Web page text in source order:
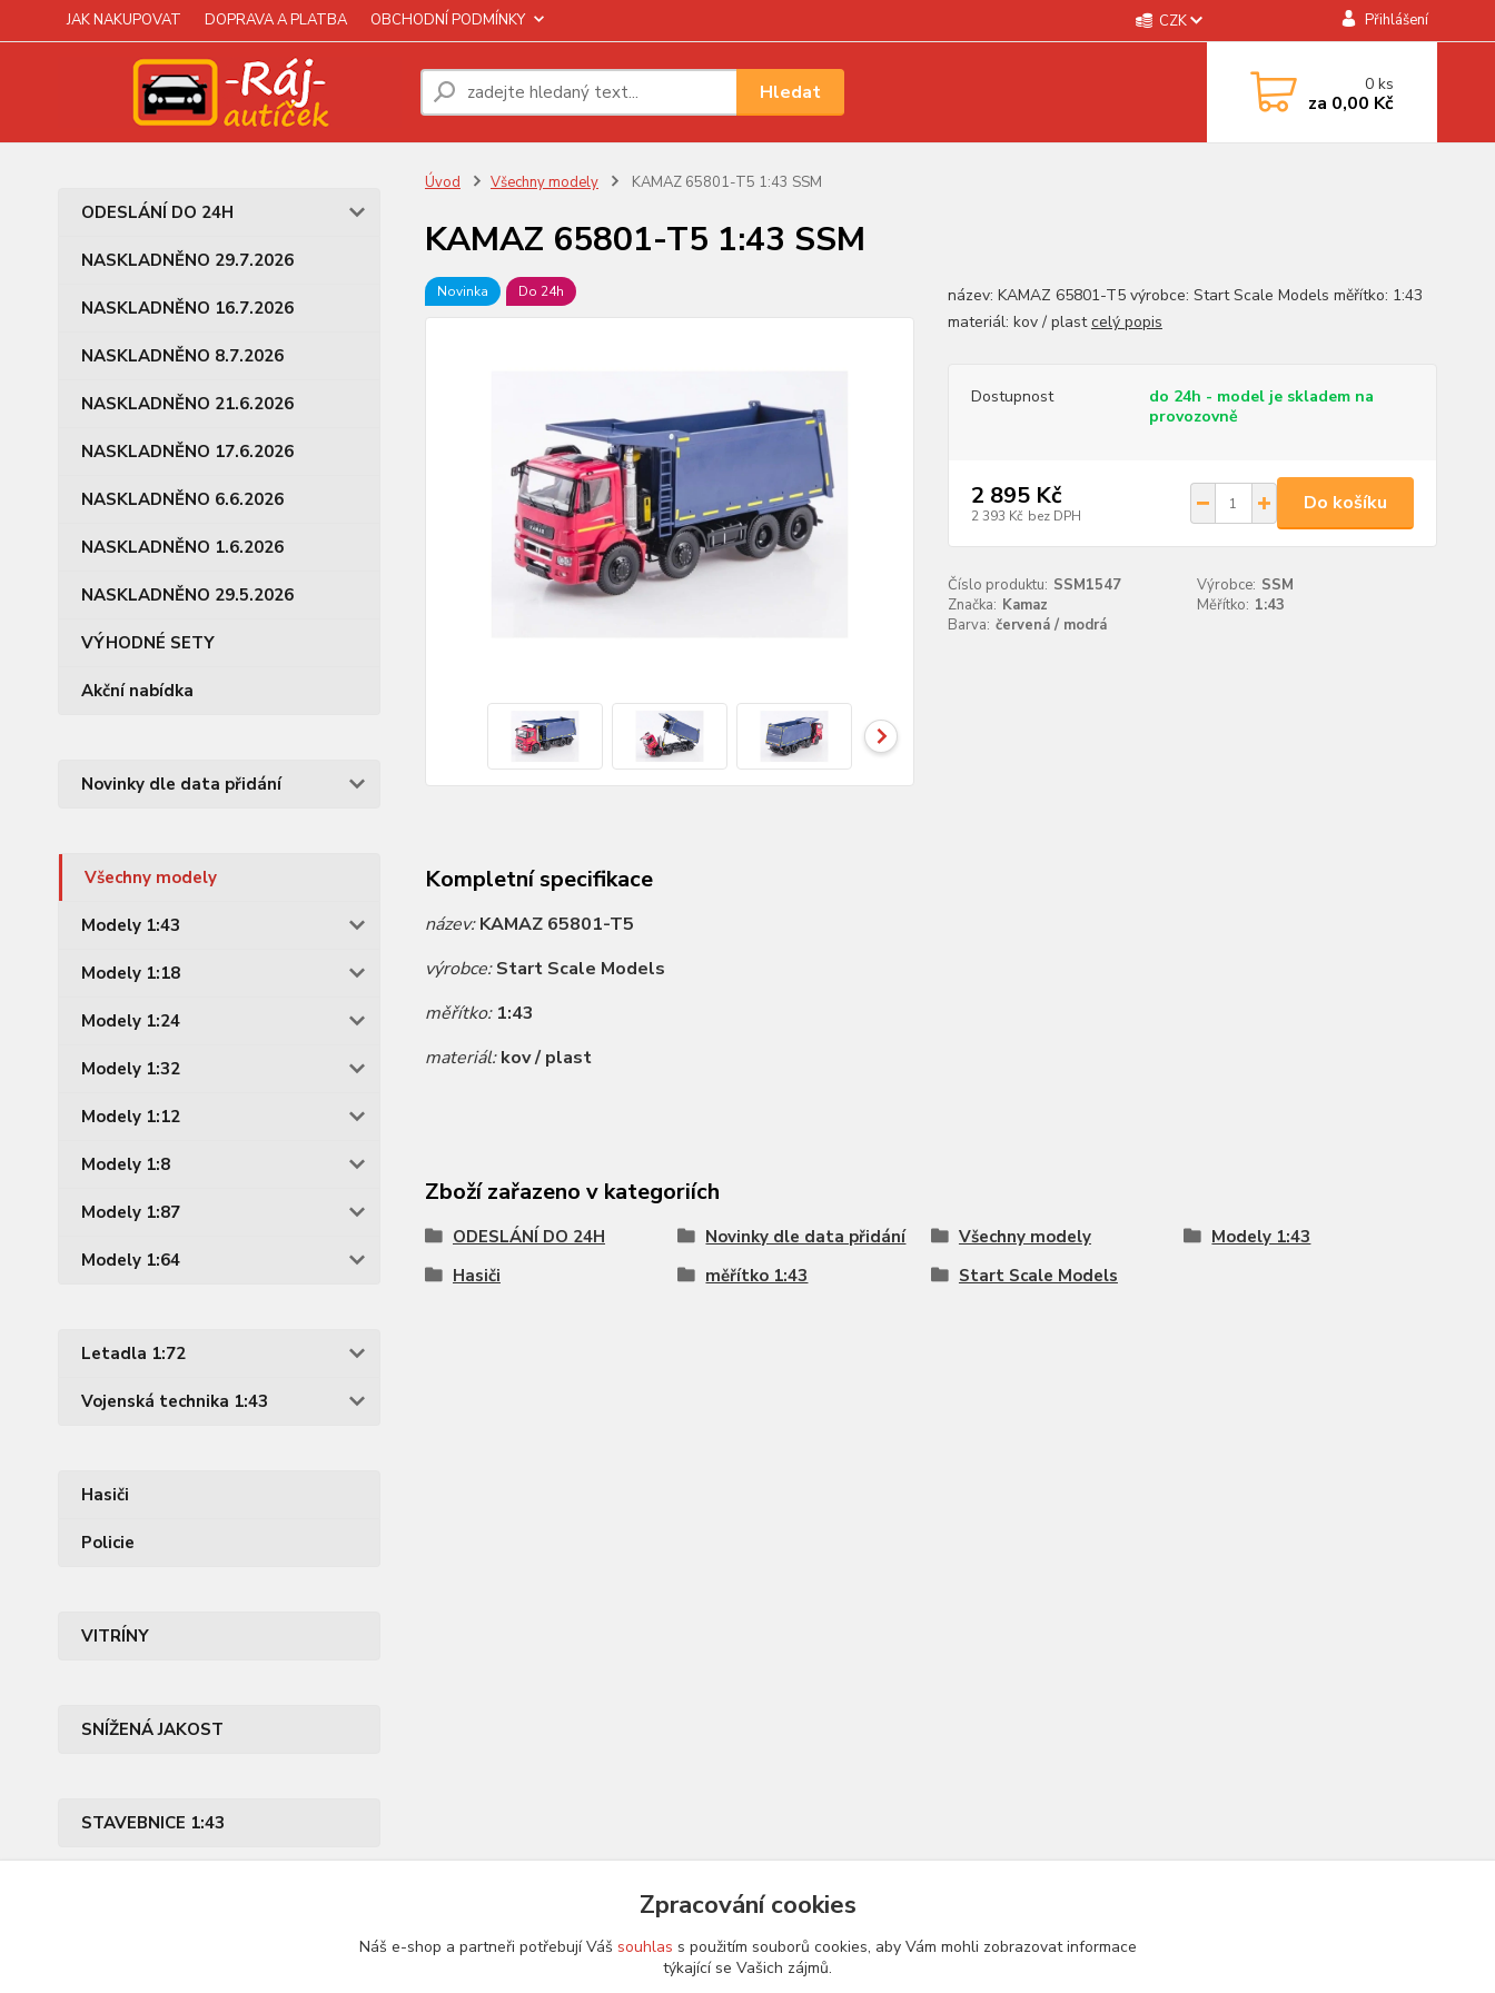
JAK NAKUPOVAT DOPRAVA A PLATBA OBCHODNÍ PODMÍNKY CZK Přihlášení
Hledat 0ks
za 0,00 Kč
ODESLÁNÍ DO 24H
NASKLADNĚNO 29.7.2026
NASKLADNĚNO 16.7.2026
NASKLADNĚNO 8.7.2026
NASKLADNĚNO 21.6.2026
NASKLADNĚNO 17.6.2026
NASKLADNĚNO 6.6.2026
NASKLADNĚNO 1.6.2026
NASKLADNĚNO 29.5.2026
VÝHODNÉ SETY
Akční nabídka
Novinky dle data přidání
Všechny modely
Modely 1:43
Modely 1:18
Modely 1:24
Modely 1:32
Modely 1:12
Modely 1:8
Modely 1:87
Modely 1:64
Letadla 1:72
Vojenská technika 1:43
Hasiči
Policie
VITRÍNY
SNÍŽENÁ JAKOST
STAVEBNICE 1:43
Úvod Všechny modely KAMAZ 65801-T5 1:43 SSM
KAMAZ 65801-T5 1:43 SSM
Novinka Do 24h
název: KAMAZ 65801-T5 výrobce: Start Scale Models měřítko: 1:43
materiál: kov / plastcelý popis
Dostupnost
do 24h - model je skladem na
provozovně
2 895 Kč
2 393 Kč bez DPH
Do košíku
Číslo produktu: SSM1547 Výrobce: SSM
Značka: Kamaz Měřítko: 1:43
Barva: červená / modrá
Kompletní specifikace
název:KAMAZ 65801-T5
výrobce:Start Scale Models
měřítko: 1:43
materiál:kov / plast
Zboží zařazeno v kategoriích
ODESLÁNÍ DO 24H Novinky dle data přidání Všechny modely
Modely 1:43
Hasiči
měřítko 1:43 Start Scale Models
Zpracování cookies
Náš e-shop a partneři potřebují Váš souhlas s použitím souborů cookies, aby Vám mohli zobrazovat informace
týkající se Vašich zájmů.